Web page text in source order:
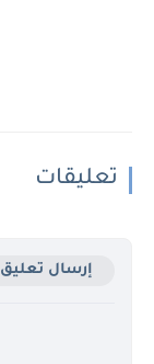
تعليقات
إرسال تعليق